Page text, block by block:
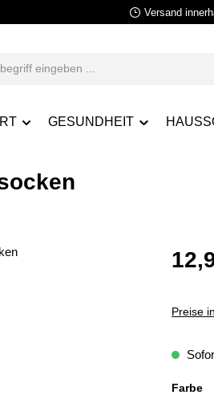
Versand
GESUNDHEIT
Preise
Farbe